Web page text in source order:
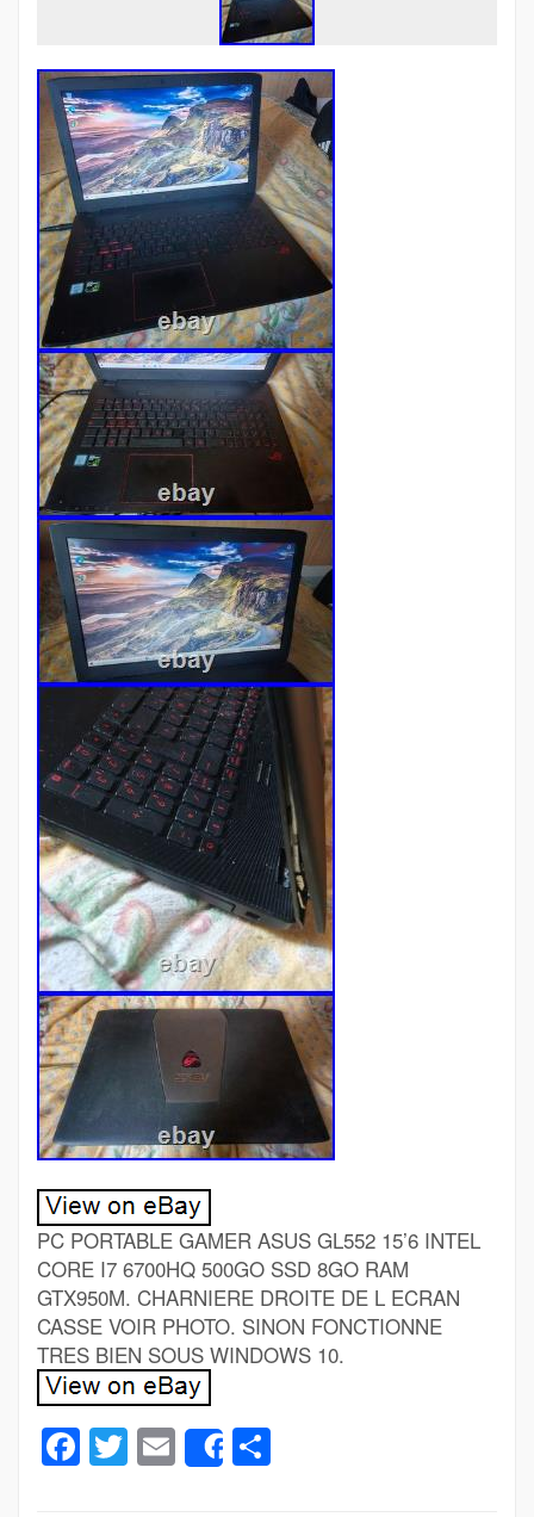
PC PORTABLE GAMER ASUS GL552 15’6 INTEL
CORE I7 6700HQ 500GO SSD 8GO RAM
GTX950M. CHARNIERE DROITE DE L ECRAN
CASSE VOIR PHOTO. SINON FONCTIONNE
TRES BIEN SOUS WINDOWS 10.
Facebook
Twitter
Email
Share